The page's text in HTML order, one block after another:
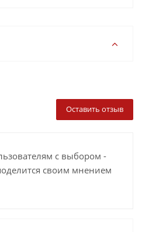
Оставить отзыв
с выбором -
своим мнением